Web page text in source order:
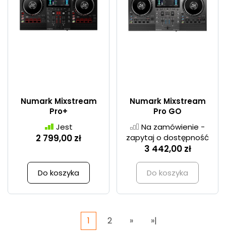
Numark Mixstream
Pro+
Jest
2 799,00 zł
Do koszyka
Numark Mixstream
Pro GO
Na zamówienie -
zapytaj o dostępność
3 442,00 zł
Do koszyka
1 2 » »|